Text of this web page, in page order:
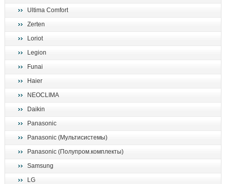
Ultima Comfort
Zerten
Loriot
Legion
Funai
Haier
NEOCLIMA
Daikin
Panasonic
Panasonic (Мультисистемы)
Panasonic (Полупром.комплекты)
Samsung
LG